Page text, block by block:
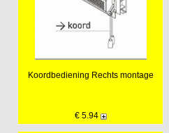
Koordbediening Rechts montage
€ 5.94